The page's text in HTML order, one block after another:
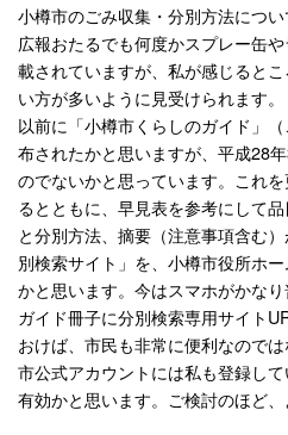
小樽市のごみ収集・分別方法につい
広報おたるでも何度かスプレー缶
載されていますが、私が感じると
い方が多いように見受けられます。
以前に「小樽市くらしのガイド」
布されたかと思いますが、平成28
のでないかと思っています。これ
るとともに、早見表を参考にして
と分別方法、摘要（注意事項含む
別検索サイト」を、小樽市役所ホ
かと思います。今はスマホがかな
ガイド冊子に分別検索専用サイト
おけば、市民も非常に便利なので
市公式アカウントには私も登録し
有効かと思います。ご検討のほど